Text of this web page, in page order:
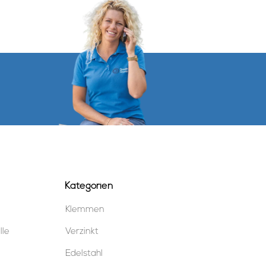
Kategorien
Klemmen
Verzinkt
Edelstahl